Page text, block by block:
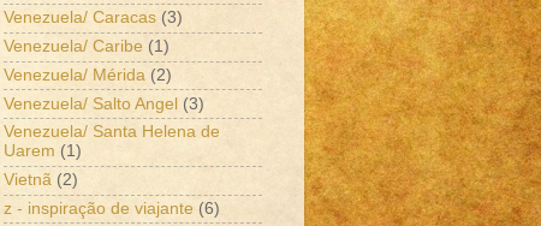
Venezuela/ Caracas (3)
Venezuela/ Caribe (1)
Venezuela/ Mérida (2)
Venezuela/ Salto Angel (3)
Venezuela/ Santa Helena de
Uarem (1)
Vietnã (2)
z - inspiração de viajante (6)